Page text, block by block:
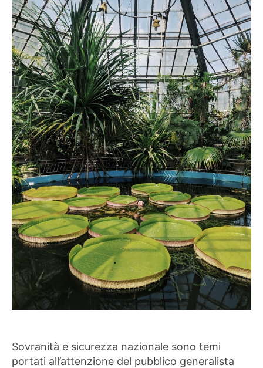
Sovranità e sicurezza nazionale sono temi
portati all’attenzione del pubblico generalista